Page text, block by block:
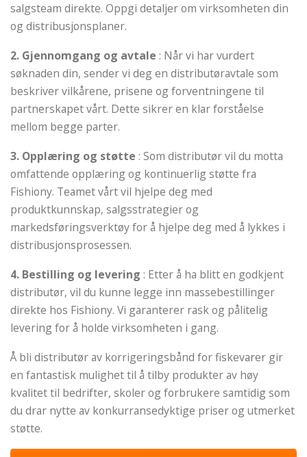
salgsteam direkte. Oppgi detaljer om virksomheten din
og distribusjonsplaner.
2. Gjennomgang og avtale : Når vi har vurdert
søknaden din, sender vi deg en distributøravtale som
beskriver vilkårene, prisene og forventningene til
partnerskapet vårt. Dette sikrer en klar forståelse
mellom begge parter.
3. Opplæring og støtte : Som distributør vil du motta
omfattende opplæring og kontinuerlig støtte fra
Fishiony. Teamet vårt vil hjelpe deg med
produktkunnskap, salgsstrategier og
markedsføringsverktøy for å hjelpe deg med å lykkes i
distribusjonsprosessen.
4. Bestilling og levering : Etter å ha blitt en godkjent
distributør, vil du kunne legge inn massebestillinger
direkte hos Fishiony. Vi garanterer rask og pålitelig
levering for å holde virksomheten i gang.
Å bli distributør av korrigeringsbånd for fiskevarer gir
en fantastisk mulighet til å tilby produkter av høy
kvalitet til bedrifter, skoler og forbrukere samtidig som
du drar nytte av konkurransedyktige priser og utmerket
støtte.